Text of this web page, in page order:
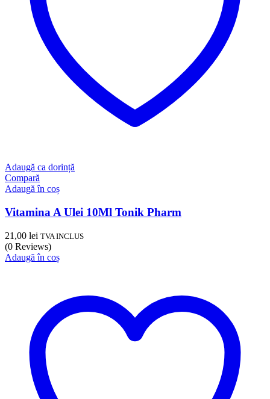
Adaugă ca dorință
Compară
Adaugă în coș
Vitamina A Ulei 10Ml Tonik Pharm
21,00 lei TVA INCLUS
(0 Reviews)
Adaugă în coș